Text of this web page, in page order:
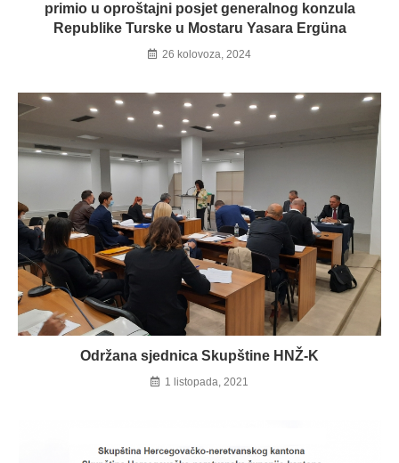
primio u oproštajni posjet generalnog konzula
Republike Turske u Mostaru Yasara Ergüna
26 kolovoza, 2024
Održana sjednica Skupštine HNŽ-K
1 listopada, 2021